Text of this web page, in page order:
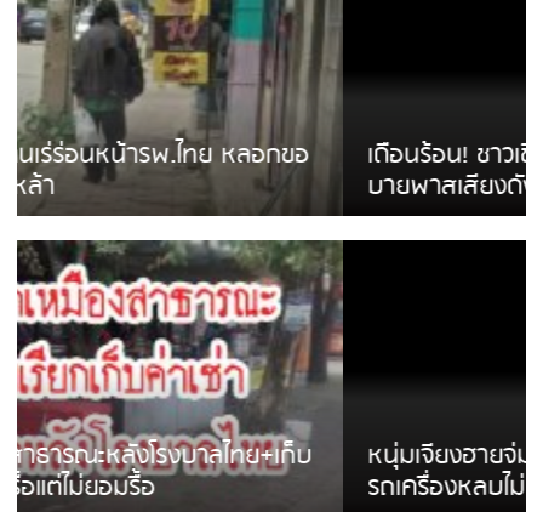
เดือนร้อน! ชาวเชียงรายบ่นรถ Isuzu สีขาวซิ่ง
บายพาสเสียงดังสร้างความรำคาญ
หนุ่มเจียงฮายจ่ม พบถังน้ำดื่มตกกลางถนน
รถเครื่องหลบไม่ทันล้มบาดเจ็บ